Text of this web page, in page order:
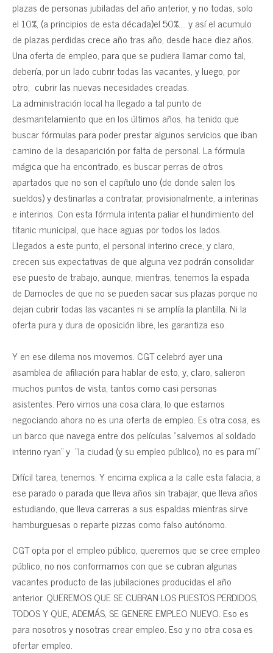
plazas de personas jubiladas del año anterior, y no todas, solo
el 10%, (a principios de esta década)el 50%…. y así el acumulo
de plazas perdidas crece año tras año, desde hace diez años.
Una oferta de empleo, para que se pudiera llamar como tal,
debería, por un lado cubrir todas las vacantes, y luego, por
otro, cubrir las nuevas necesidades creadas.
La administración local ha llegado a tal punto de
desmantelamiento que en los últimos años, ha tenido que
buscar fórmulas para poder prestar algunos servicios que iban
camino de la desaparición por falta de personal. La fórmula
mágica que ha encontrado, es buscar perras de otros
apartados que no son el capítulo uno (de donde salen los
sueldos) y destinarlas a contratar, provisionalmente, a interinas
e interinos. Con esta fórmula intenta paliar el hundimiento del
titanic municipal, que hace aguas por todos los lados.
Llegados a este punto, el personal interino crece, y claro,
crecen sus expectativas de que alguna vez podrán consolidar
ese puesto de trabajo, aunque, mientras, tenemos la espada
de Damocles de que no se pueden sacar sus plazas porque no
dejan cubrir todas las vacantes ni se amplía la plantilla. Ni la
oferta pura y dura de oposición libre, les garantiza eso.
Y en ese dilema nos movemos. CGT celebró ayer una
asamblea de afiliación para hablar de esto, y, claro, salieron
muchos puntos de vista, tantos como casi personas
asistentes. Pero vimos una cosa clara, lo que estamos
negociando ahora no es una oferta de empleo. Es otra cosa, es
un barco que navega entre dos películas “salvemos al soldado
interino ryan” y “la ciudad (y su empleo público), no es para mí”
Difícil tarea, tenemos. Y encima explica a la calle esta falacia, a
ese parado o parada que lleva años sin trabajar, que lleva años
estudiando, que lleva carreras a sus espaldas mientras sirve
hamburguesas o reparte pizzas como falso autónomo.
CGT opta por el empleo público, queremos que se cree empleo
público, no nos conformamos con que se cubran algunas
vacantes producto de las jubilaciones producidas el año
anterior. QUEREMOS QUE SE CUBRAN LOS PUESTOS PERDIDOS,
TODOS Y QUE, ADEMÁS, SE GENERE EMPLEO NUEVO. Eso es
para nosotros y nosotras crear empleo. Eso y no otra cosa es
ofertar empleo.